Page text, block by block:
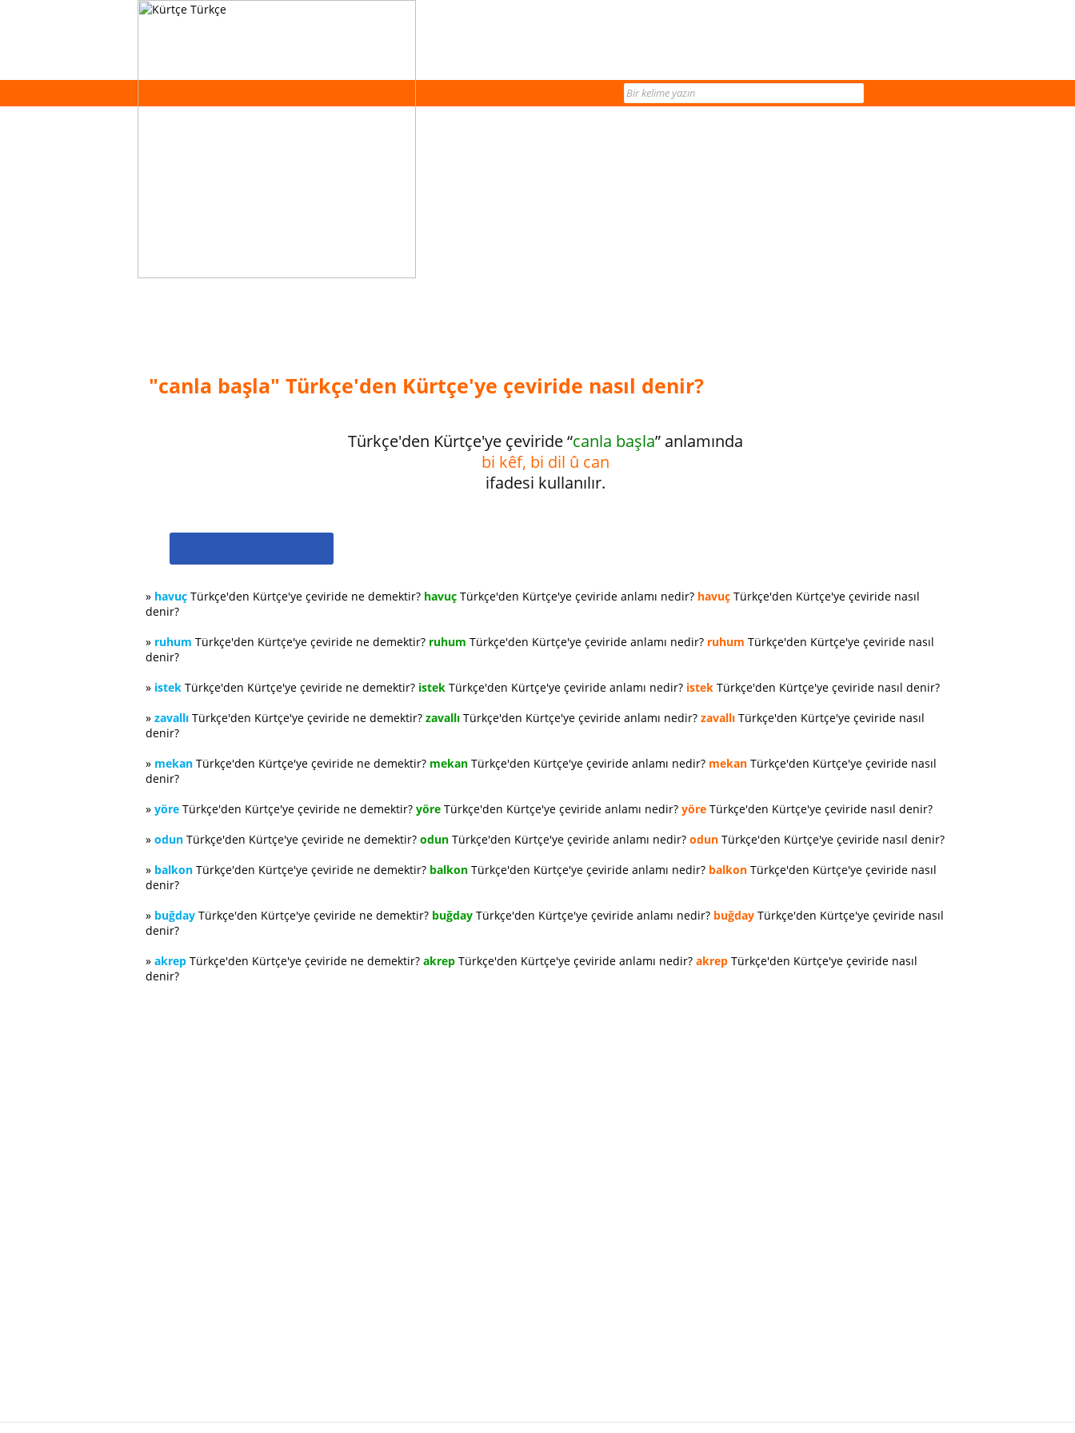
"canla başla" Türkçe'den Kürtçe'ye çeviride nasıl denir?
Türkçe'den Kürtçe'ye çeviride “canla başla” anlamında
bi kêf, bi dil û can
ifadesi kullanılır.
» havuç Türkçe'den Kürtçe'ye çeviride ne demektir? havuç Türkçe'den Kürtçe'ye çeviride anlamı nedir? havuç Türkçe'den Kürtçe'ye çeviride nasıl
denir?
» ruhum Türkçe'den Kürtçe'ye çeviride ne demektir? ruhum Türkçe'den Kürtçe'ye çeviride anlamı nedir? ruhum Türkçe'den Kürtçe'ye çeviride nasıl
denir?
» istek Türkçe'den Kürtçe'ye çeviride ne demektir? istek Türkçe'den Kürtçe'ye çeviride anlamı nedir? istek Türkçe'den Kürtçe'ye çeviride nasıl denir?
» zavallı Türkçe'den Kürtçe'ye çeviride ne demektir? zavallı Türkçe'den Kürtçe'ye çeviride anlamı nedir? zavallı Türkçe'den Kürtçe'ye çeviride nasıl
denir?
» mekan Türkçe'den Kürtçe'ye çeviride ne demektir? mekan Türkçe'den Kürtçe'ye çeviride anlamı nedir? mekan Türkçe'den Kürtçe'ye çeviride nasıl
denir?
» yöre Türkçe'den Kürtçe'ye çeviride ne demektir? yöre Türkçe'den Kürtçe'ye çeviride anlamı nedir? yöre Türkçe'den Kürtçe'ye çeviride nasıl denir?
» odun Türkçe'den Kürtçe'ye çeviride ne demektir? odun Türkçe'den Kürtçe'ye çeviride anlamı nedir? odun Türkçe'den Kürtçe'ye çeviride nasıl denir?
» balkon Türkçe'den Kürtçe'ye çeviride ne demektir? balkon Türkçe'den Kürtçe'ye çeviride anlamı nedir? balkon Türkçe'den Kürtçe'ye çeviride nasıl
denir?
» buğday Türkçe'den Kürtçe'ye çeviride ne demektir? buğday Türkçe'den Kürtçe'ye çeviride anlamı nedir? buğday Türkçe'den Kürtçe'ye çeviride nasıl
denir?
» akrep Türkçe'den Kürtçe'ye çeviride ne demektir? akrep Türkçe'den Kürtçe'ye çeviride anlamı nedir? akrep Türkçe'den Kürtçe'ye çeviride nasıl
denir?